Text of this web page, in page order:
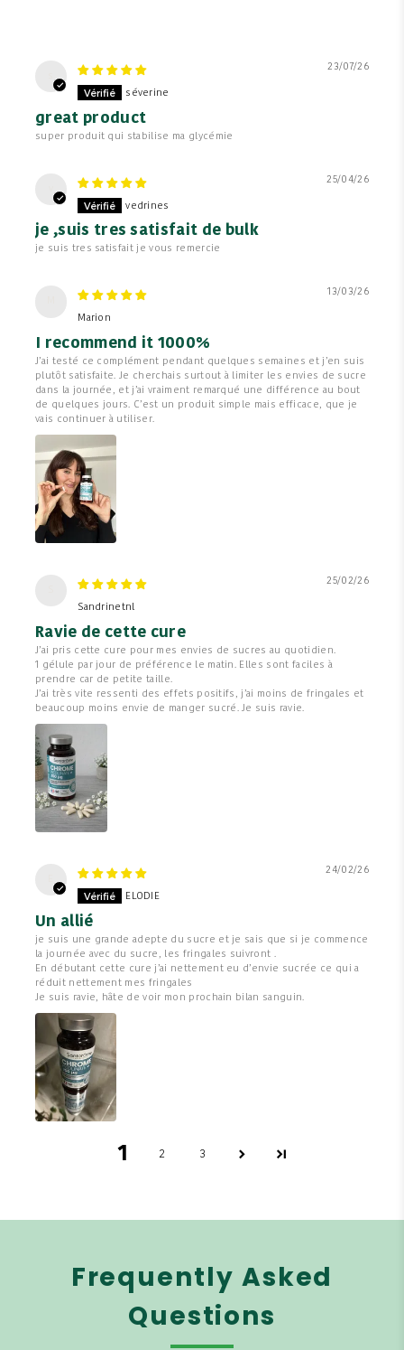
23/07/26
séverine
great product
super produit qui stabilise ma glycémie
25/04/26
vedrines
je ,suis tres satisfait de bulk
je suis tres satisfait je vous remercie
13/03/26
Marion
I recommend it 1000%
J’ai testé ce complément pendant quelques semaines et j’en suis
plutôt satisfaite. Je cherchais surtout à limiter les envies de sucre
dans la journée, et j’ai vraiment remarqué une différence au bout
de quelques jours. C’est un produit simple mais efficace, que je
vais continuer à utiliser.
25/02/26
Sandrinetnl
Ravie de cette cure
J’ai pris cette cure pour mes envies de sucres au quotidien.
1 gélule par jour de préférence le matin. Elles sont faciles à
prendre car de petite taille.
J’ai très vite ressenti des effets positifs, j’ai moins de fringales et
beaucoup moins envie de manger sucré. Je suis ravie.
24/02/26
ELODIE
Un allié
je suis une grande adepte du sucre et je sais que si je commence
la journée avec du sucre, les fringales suivront .
En débutant cette cure j’ai nettement eu d’envie sucrée ce qui a
réduit nettement mes fringales
Je suis ravie, hâte de voir mon prochain bilan sanguin.
1 2 3
Frequently Asked
Questions